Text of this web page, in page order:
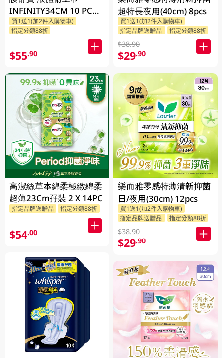
INFINITY34CM 10 PC
(包裝隨機發放)
買1送1(加2件入購物車)
指定分類88折
$55.90
高潔絲草本綿柔極緻綿柔
超薄23Cm孖裝 2 X 14PC
指定品牌送贈品 指定分類88折
$54.00
超特長夜用(40cm) 8pcs
買1送1(加2件入購物車)
指定品牌送贈品
指定分類88折
$38.90
$29.90
樂而雅零感特薄清新抑菌
日/夜用(30cm) 12pcs
買1送1(加2件入購物車)
指定品牌送贈品
指定分類88折
$38.90
$29.90